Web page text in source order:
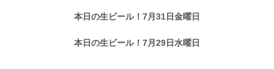
本日の生ビール！7月31日金曜日
本日の生ビール！7月29日水曜日